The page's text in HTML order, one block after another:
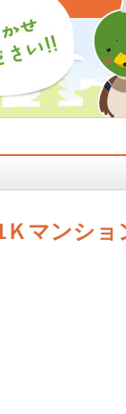
Ｋマンシ